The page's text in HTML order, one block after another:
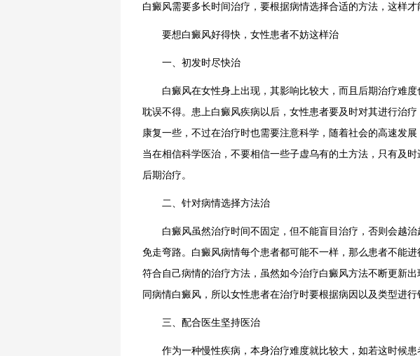
白癜风需要多长时间治疗，要根据病情选择合适的方法，这样才
要想白癜风好得快，女性患者不妨这样治
一、初发时尽快治
白癜风在女性身上出现，其影响比较大，而且后期治疗难度
耽误不得。患上白癜风疾病以后，女性患者要及时对其进行治
康复一些，不过在治疗时也需要注意科学，随着社会的高速发
当在相信科学医治，不要相信一些子虚乌有的土方法，只有及
后期治疗。
二、针对病情选择方法治
白癜风虽然治疗时间不固定，但不能盲目治疗，否则会越治
免走弯路。白癜风病情每个患者都可能不一样，那么患者不能
符合自己病情的治疗方法，虽然如今治疗白癜风方法不断更新
同病情白癜风，所以女性患者在治疗时要根据病因以及类型进行
三、配合医生坚持医治
作为一种慢性疾病，本身治疗难度就比较大，如若这时候患